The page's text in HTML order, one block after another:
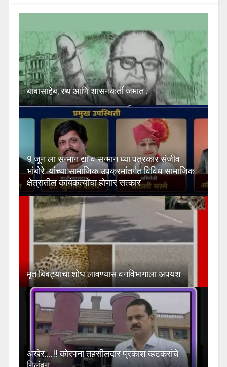
बाबासाहेब, रथ आणि शासनकर्ती जमात .
9 जून ला सन्मान द्या व सन्मान घ्या पत्रकार संजीव
भांबोरे यांच्या सामाजिक उपक्रमांतर्गत विविध सामाजिक
क्षेत्रातील कार्यकर्त्यांचा होणार सत्कार
मृत बिबट्याचा शोध लावण्यास वनविभागाला अपयश
अखेर….!! कोरपना तहसीलदार प्रकाश व्हटकरांचे